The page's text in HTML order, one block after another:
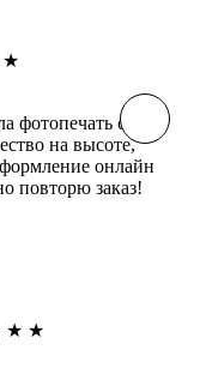
★
фотопечать с
на высоте,
онлайн
повторю заказ!
★ ★